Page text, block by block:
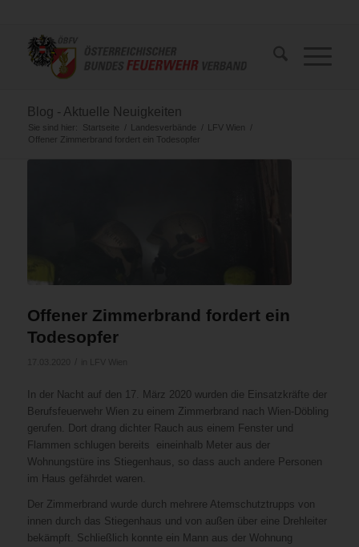
Blog - Aktuelle Neuigkeiten
Sie sind hier: Startseite / Landesverbände / LFV Wien
/
Offener Zimmerbrand fordert ein Todesopfer
Offener Zimmerbrand fordert ein
Todesopfer
In der Nacht auf den 17. März 2020 wurden die Einsatzkräfte der
Berufsfeuerwehr Wien zu einem Zimmerbrand nach Wien-Döbling
gerufen. Dort drang dichter Rauch aus einem Fenster und
Flammen schlugen bereits eineinhalb Meter aus der
Wohnungstüre ins Stiegenhaus, so dass auch andere Personen
im Haus gefährdet waren.
Der Zimmerbrand wurde durch mehrere Atemschutztrupps von
innen durch das Stiegenhaus und von außen über eine Drehleiter
bekämpft. Schließlich konnte ein Mann aus der Wohnung